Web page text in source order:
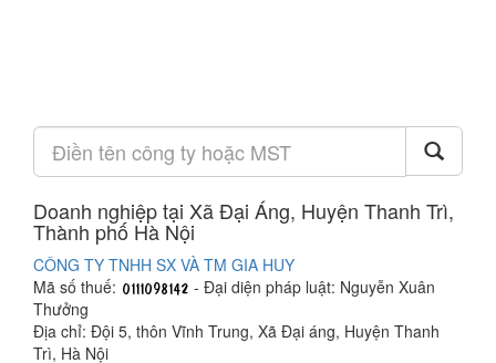
Doanh nghiệp tại Xã Đại Áng, Huyện Thanh Trì,
Thành phố Hà Nội
CÔNG TY TNHH SX VÀ TM GIA HUY
Mã số thuế:
- Đại diện pháp luật: Nguyễn Xuân
Thưởng
Địa chỉ: Đội 5, thôn Vĩnh Trung, Xã Đại áng, Huyện Thanh
Trì, Hà Nội